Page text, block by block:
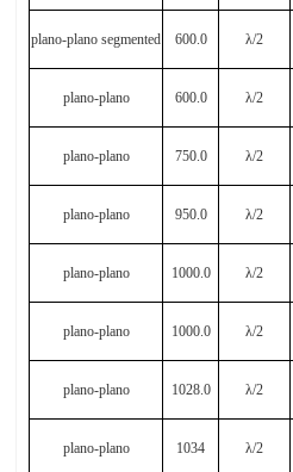
plano-plano segmented 600.0 λ/2
plano-plano 600.0 λ/2
plano-plano 750.0 λ/2
plano-plano 950.0 λ/2
plano-plano 1000.0 λ/2
plano-plano 1000.0 λ/2
plano-plano 1028.0 λ/2
plano-plano 1034 λ/2